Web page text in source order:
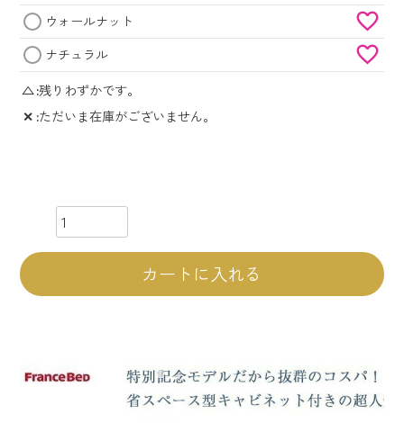
ウォールナット
ナチュラル
△ 残りわずかです。
✕ ただいま在庫がございません。
カートに入れる